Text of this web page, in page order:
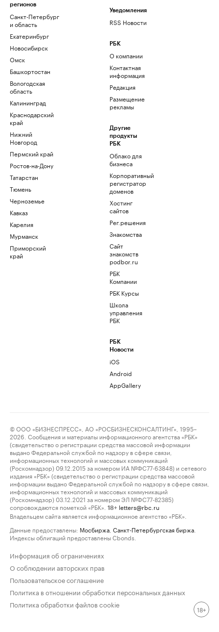
регионов
Санкт-Петербург
и область
Екатеринбург
Новосибирск
Омск
Башкортостан
Вологодская
область
Калининград
Краснодарский
край
Нижний
Новгород
Пермский край
Ростов-на-Дону
Татарстан
Тюмень
Черноземье
Кавказ
Карелия
Мурманск
Приморский
край
Уведомления
RSS Новости
РБК
О компании
Контактная
информация
Редакция
Размещение
рекламы
Другие
продукты
РБК
Облако для
бизнеса
Корпоративный
регистратор
доменов
Хостинг
сайтов
Рег.решения
Знакомства
Сайт
знакомств
podbor.ru
РБК
Компании
РБК Курсы
Школа
управления
РБК
РБК
Новости
iOS
Android
AppGallery
© ООО «БИЗНЕСПРЕСС», АО «РОСБИЗНЕСКОНСАЛТИНГ», 1995–
2026. Сообщения и материалы информационного агентства «РБК»
(свидетельство о регистрации средства массовой информации
выдано Федеральной службой по надзору в сфере связи,
информационных технологий и массовых коммуникаций
(Роскомнадзор) 09.12.2015 за номером ИА №ФС77-63848) и сетевого
издания «РБК» (свидетельство о регистрации средства массовой
информации выдано Федеральной службой по надзору в сфере связи,
информационных технологий и массовых коммуникаций
(Роскомнадзор) 03.12.2021 за номером ЭЛ №ФС77-82385)
сопровождаются пометкой «РБК».
18+ letters@rbc.ru
Владельцем сайта является информационное агентство «РБК».
Данные предоставлены: Мосбиржа Санкт-Петербургская биржа
Индексы облигаций предоставлены Cbonds.
Информация об ограничениях
О соблюдении авторских прав
Пользовательское соглашение
Политика в отношении обработки персональных данных
Политика обработки файлов cookie
18+